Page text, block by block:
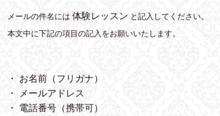
メールの件名には 体験レッスン と記入してください。
本文中に下記の項目の記入をお願いいたします。
・ お名前（フリガナ）
・ メールアドレス
・ 電話番号（携帯可）